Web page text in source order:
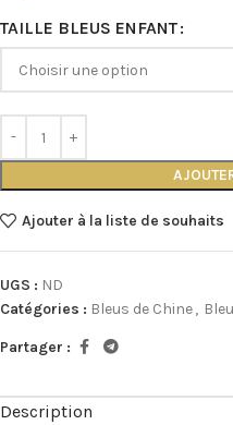
TAILLE BLEUS ENFANT
Ajouter à la liste de souhaits
UGS : ND
Catégories : Bleus de Chine,
Partager :
Description